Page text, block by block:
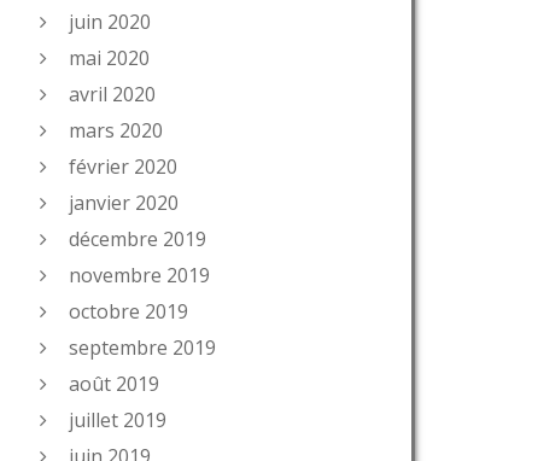
juin 2020
mai 2020
avril 2020
mars 2020
février 2020
janvier 2020
décembre 2019
novembre 2019
octobre 2019
septembre 2019
août 2019
juillet 2019